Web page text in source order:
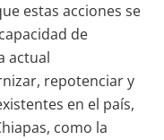
estas acciones se
de
actual
repotenciar y
en el país,
como la